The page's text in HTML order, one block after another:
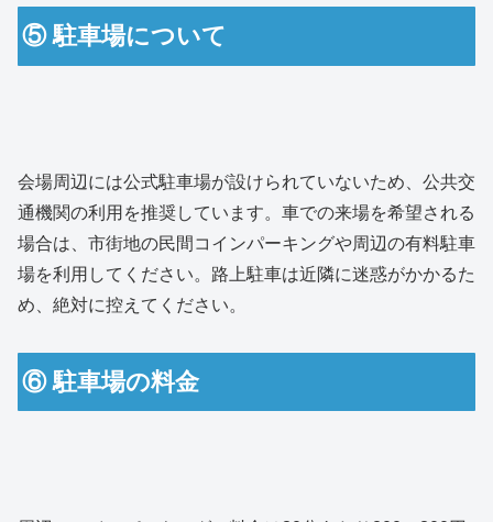
⑤ 駐車場について
会場周辺には公式駐車場が設けられていないため、公共交
通機関の利用を推奨しています。車での来場を希望される
場合は、市街地の民間コインパーキングや周辺の有料駐車
場を利用してください。路上駐車は近隣に迷惑がかかるた
め、絶対に控えてください。
⑥ 駐車場の料金